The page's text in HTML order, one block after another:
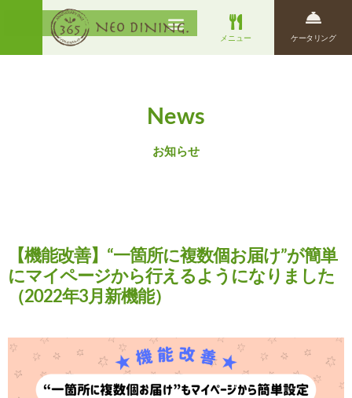
メニュー ケータリング
News
お知らせ
【機能改善】“一箇所に複数個お届け”が簡単
にマイページから行えるようになりました
（2022年3月新機能）